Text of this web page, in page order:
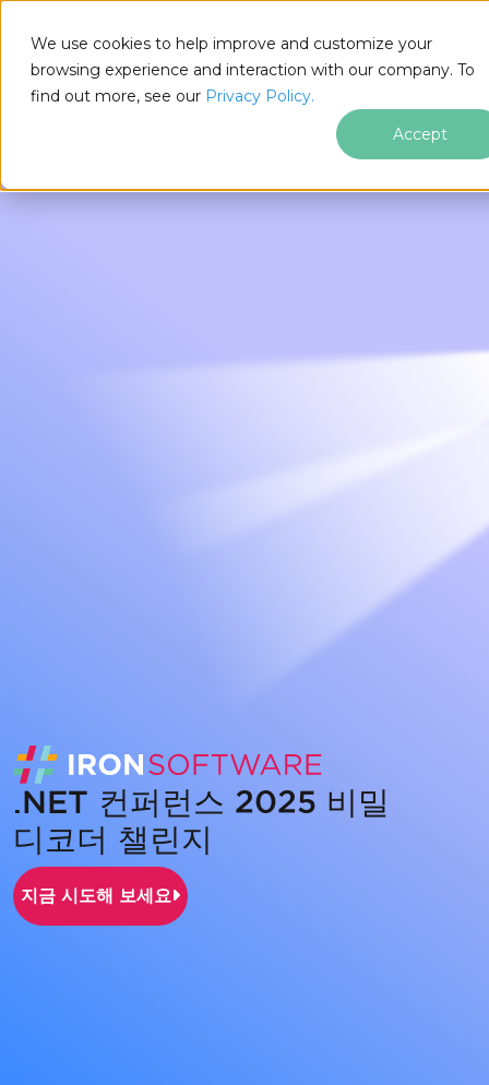
We use cookies to help improve and customize your
browsing experience and interaction with our company. To
find out more, see our Privacy Policy.
Accept
IRONSOFTWARE
푸터 콘텐츠로 바로가기
.NET 컨퍼런스 2025 비밀
디코더 챌린지
지금 시도해 보세요